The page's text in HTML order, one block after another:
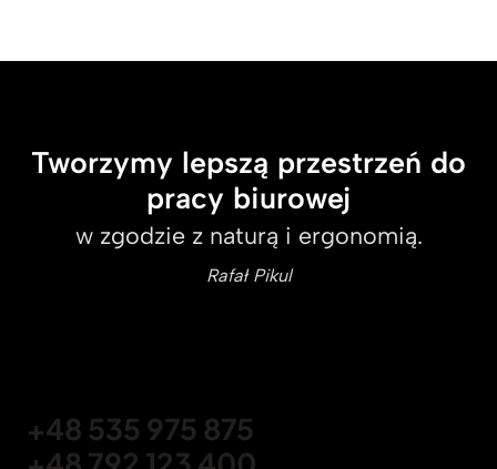
Tworzymy lepszą przestrzeń do
pracy biurowej
w zgodzie z naturą i ergonomią.
Rafał Pikul
+48 535 975 875